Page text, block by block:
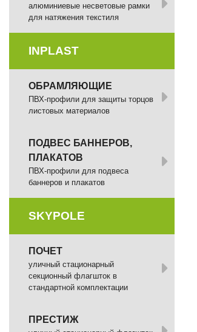
алюминиевые несветовые рамки
для натяжения текстиля
INPLAST
ОБРАМЛЯЮЩИЕ
ПВХ-профили для защиты торцов
листовых материалов
ПОДВЕС БАННЕРОВ,
ПЛАКАТОВ
ПВХ-профили для подвеса
баннеров и плакатов
SKYPOLE
ПОЧЕТ
уличный стационарный
секционный флагшток в
стандартной комплектации
ПРЕСТИЖ